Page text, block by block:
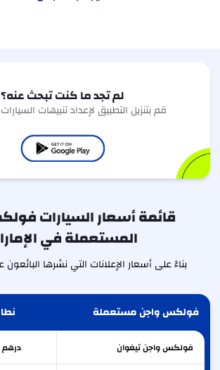
لم تجد ما كنت تبحث عنه؟
قم بتنزيل التطبيق لإعداد تنبيهات
قائمة أسعار السيارات
المستعملة في
بناءً على أسعار الإعلانات التي نشرها
فولكس واجن مستعملة
فولكس واجنتيغوان درهم 18K–145K